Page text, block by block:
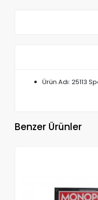
Ürün Adı: 25113
Benzer Ürünler